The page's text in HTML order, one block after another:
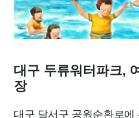
교통 생활 기타
대구 두류워터파크,
장
대구 달서구 공원순환로